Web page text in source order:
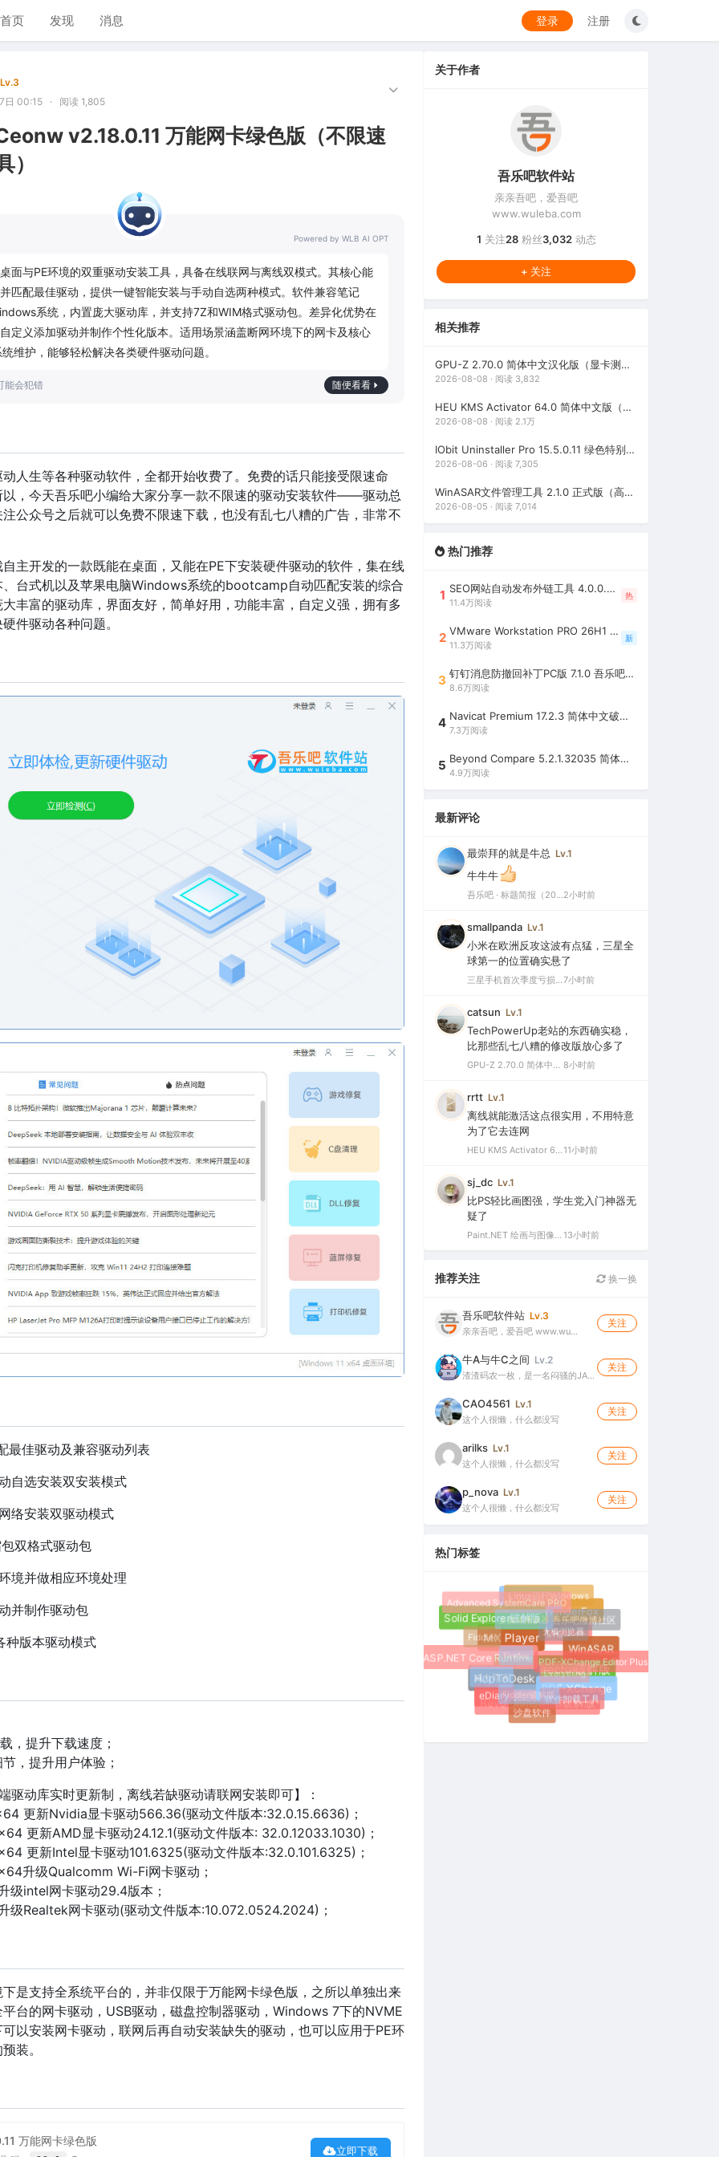
首页 发现 消息 登录 注册
Lv.3
日 00:15
· 阅读 1,805
v2.18.0.11 万能网卡绿色版（不限速
）
Powered by WLB AI OPT
面与PE环境的双重驱动安装工具，具备在线联网与离线双模式。其核心能
匹配最佳驱动，提供一键智能安装与手动自选两种模式。软件兼容笔记
系统，内置庞大驱动库，并支持7Z和WIM格式驱动包。差异化优势在
定义添加驱动并制作个性化版本。适用场景涵盖断网环境下的网卡及核心
维护，能够轻松解决各类硬件驱动问题。
能会犯错 随便看看
人生等各种驱动软件，全都开始收费了。免费的话只能接受限速命
以，今天吾乐吧小编给大家分享一款不限速的驱动安装软件——驱动总
公众号之后就可以免费不限速下载，也没有乱七八糟的广告，非常不
主开发的一款既能在桌面，又能在PE下安装硬件驱动的软件，集在线
台式机以及苹果电脑Windows系统的bootcamp自动匹配安装的综合
丰富的驱动库，界面友好，简单好用，功能丰富，自定义强，拥有多
件驱动各种问题。
最佳驱动及兼容驱动列表
自选安装双安装模式
络安装双驱动模式
双格式驱动包
境并做相应环境处理
并制作驱动包
种版本驱动模式
，提升下载速度；
，提升用户体验；
驱动库实时更新制，离线若缺驱动请联网安装即可】：
更新Nvidia显卡驱动566.36(驱动文件版本:32.0.15.6636)；
更新AMD显卡驱动24.12.1(驱动文件版本: 32.0.12033.1030)；
更新Intel显卡驱动101.6325(驱动文件版本:32.0.101.6325)；
升级Qualcomm Wi-Fi网卡驱动；
级intel网卡驱动29.4版本；
级Realtek网卡驱动(驱动文件版本:10.072.0524.2024)；
是支持全系统平台的，并非仅限于万能网卡绿色版，之所以单独出来
台的网卡驱动，USB驱动，磁盘控制器驱动，Windows 7下的NVME
以安装网卡驱动，联网后再自动安装缺失的驱动，也可以应用于PE环
装。
万能网卡绿色版
立即下载
关于作者
吾乐吧软件站
亲亲吾吧，爱吾吧
www.wuleba.com
1 关注28粉丝3,032动态
+ 关注
相关推荐
GPU-Z 2.70.0 简体中文汉化版（显卡测试专业的软件）
2026-08-08 · 阅读 3,832
HEU KMS Activator 64.0 简体中文版（支持激活最新版Windows/Office离线永久激活）
2026-08-08 · 阅读 2.1万
IObit Uninstaller Pro 15.5.0.11 绿色特别版（强大的软件卸载工具）
2026-08-06 · 阅读 7,305
WinASAR文件管理工具 2.1.0 正式版（高仿WinRAR，最好用的Electron ASAR文件打包/解包工具、压缩/解压工具）
2026-08-05 · 阅读 7,014
热门推荐
1 SEO网站自动发布外链工具 4.0.0.0 吾乐吧优化版（智能代理狂刷外链）
11.4万阅读
热
2 VMware Workstation PRO 26H1 中文精简安装注册版 / 完整版（最好用的虚拟机软件）
11.3万阅读
新
3 钉钉消息防撤回补丁PC版 7.1.0 吾乐吧优化版（支持消息防撤回+钉钉多开+支持消息永不已读+去除钉钉水印）
8.6万阅读
4 Navicat Premium 17.2.3 简体中文破解版（多重数据库管理工具）
7.3万阅读
5 Beyond Compare 5.2.1.32035 简体中文注册版（超强文件/夹比较工具）
4.9万阅读
最新评论
最崇拜的就是牛总 Lv.1
牛牛牛
吾乐吧 · 标题简报（2026-08-08）2小时前
smallpanda Lv.1
小米在欧洲反攻这波有点猛，三星全
球第一的位置确实悬了
三星手机首次季度亏损，中国市场仅剩0.1%份额背后的三大败因7小时前
catsun Lv.1
TechPowerUp老站的东西确实稳，
比那些乱七八糟的修改版放心多了
GPU-Z 2.70.0 简体中文汉化版（显卡测试专业的软件） 8小时前
rrtt Lv.1
离线就能激活这点很实用，不用特意
为了它去连网
HEU KMS Activator 64.0 简体中文版（支持激活最新版Windows/Office离线永久激活）11小时前
sj_dc Lv.1
比PS轻比画图强，学生党入门神器无
疑了
Paint.NET 绘画与图像处理软件 v5.1.12 官方版（Windows 免费开源图像编辑工具） 13小时前
推荐关注 换一换
吾乐吧软件站 Lv.3
亲亲吾吧，爱吾吧 www.wu…
关注
牛A与牛C之间 Lv.2
渣渣码农一枚，是一名闷骚的JA…
关注
CAO4561 Lv.1
这个人很懒，什么都没写
关注
arilks Lv.1
这个人很懒，什么都没写
关注
p_nova Lv.1
这个人很懒，什么都没写
关注
热门标签
PhotoDirector破解版
系统优化工具
MX Player
HopToDesk
Revo Uninstaller破解版
PDF-XChange
WinASAR
WonderFox
水狐浏览器
Solid Explorer破解版
ASP.NET Core Runtime
eDiary
沙盘软件
软件卸载工具
PDF-XChange Editor Plus
吾乐吧微博社区
Linux运行Windows
Advanced SystemCare PRO
Fiddler
威力导演
Fiddler破解版
Everything
火狐浏览器
多媒体播放器
Firefox